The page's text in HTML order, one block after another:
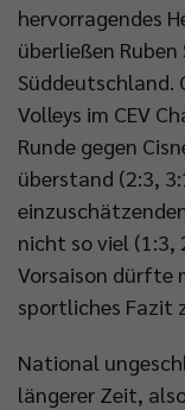
hervorragendes
überließen
Süddeutschland.
Volleys im CEV
Runde gegen
überstand (2:3,
nicht so viel (1:3,
Vorsaison dürfte
sportliches Fazit
National
längerer Zeit,